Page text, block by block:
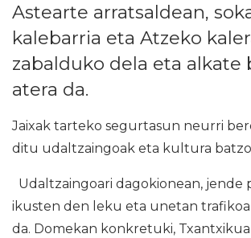
Astearte arratsaldean,
kalebarria eta Atzeko
zabalduko dela eta alkate
atera da.
Jaixak tarteko segurtasun neurri
ditu udaltzaingoak eta kultura
Udaltzaingoari dagokionean, jende
ikusten den leku eta unetan
da. Domekan konkretuki,